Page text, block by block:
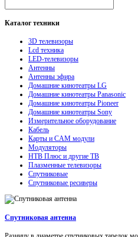
Каталогтехники
3D телевизоры
Lcd техника
LED-телевизоры
Антенны
Антенны эфира
Домашние кинотеатры LG
Домашние кинотеатры Panasonic
Домашние кинотеатры Pioneer
Домашние кинотеатры Sony
Измерительное оборудование
Кабель
Карты и CAM модули
Модуляторы
НТВ Плюс и другие ТВ
Плазменные телевизоры
Спутниковые
Спутниковые ресиверы
Спутниковая антенна